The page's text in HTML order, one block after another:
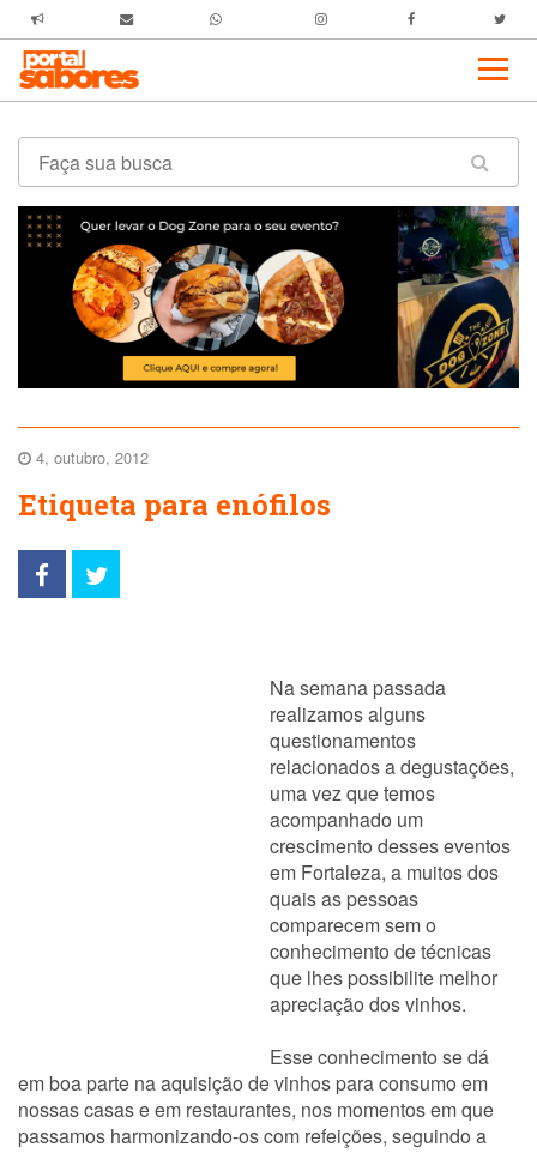
4, outubro, 2012
Etiqueta para enófilos
Na semana passada
realizamos alguns
questionamentos
relacionados a degustações,
uma vez que temos
acompanhado um
crescimento desses eventos
em Fortaleza, a muitos dos
quais as pessoas
comparecem sem o
conhecimento de técnicas
que lhes possibilite melhor
apreciação dos vinhos.
Esse conhecimento se dá
em boa parte na aquisição de vinhos para consumo em
nossas casas e em restaurantes, nos momentos em que
passamos harmonizando-os com refeições, seguindo a